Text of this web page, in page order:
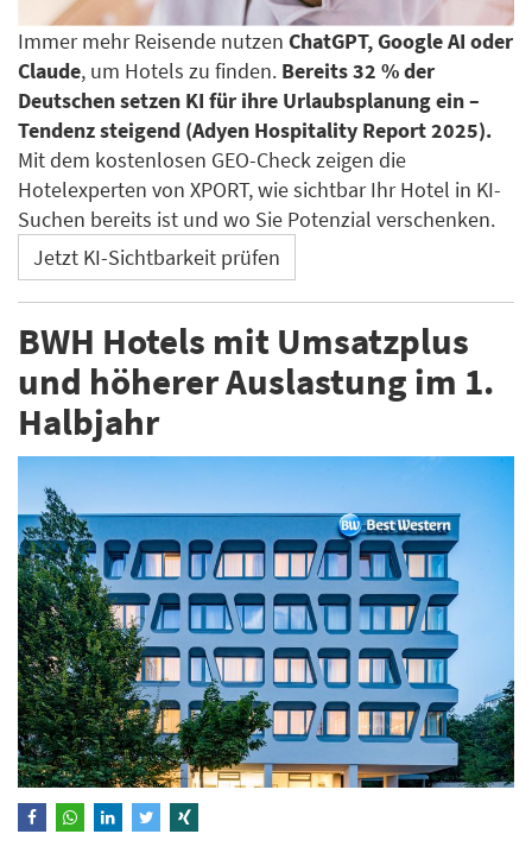
Immer mehr Reisende nutzen ChatGPT, Google AI oder
Claude, um Hotels zu finden. Bereits 32 % der
Deutschen setzen KI für ihre Urlaubsplanung ein –
Tendenz steigend (Adyen Hospitality Report 2025).
Mit dem kostenlosen GEO-Check zeigen die
Hotelexperten von XPORT, wie sichtbar Ihr Hotel in KI-
Suchen bereits ist und wo Sie Potenzial verschenken.
Jetzt KI-Sichtbarkeit prüfen
BWH Hotels mit Umsatzplus
und höherer Auslastung im 1.
Halbjahr